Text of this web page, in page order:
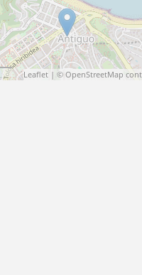
Leaflet | ©OpenStreetMap